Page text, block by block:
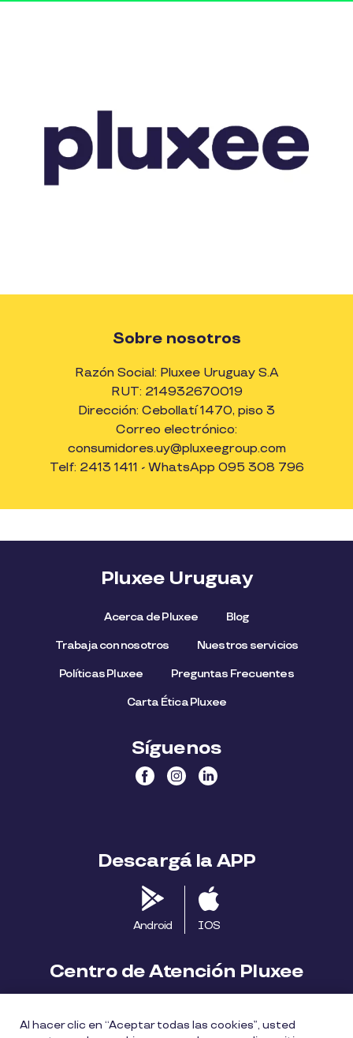
Sobre nosotros
Razón Social: Pluxee Uruguay S.A
RUT: 214932670019
Dirección: Cebollatí 1470, piso 3
Correo electrónico:
consumidores.uy@pluxeegroup.com
Telf: 2413 1411 - WhatsApp 095 308 796
Pluxee Uruguay
Acerca de Pluxee Blog
Trabaja con nosotros Nuestros servicios
Políticas Pluxee Preguntas Frecuentes
Carta Ética Pluxee
Síguenos
Descargá la APP
Android IOS
Centro de Atención Pluxee
Al hacer clic en “Aceptar todas las cookies”, usted